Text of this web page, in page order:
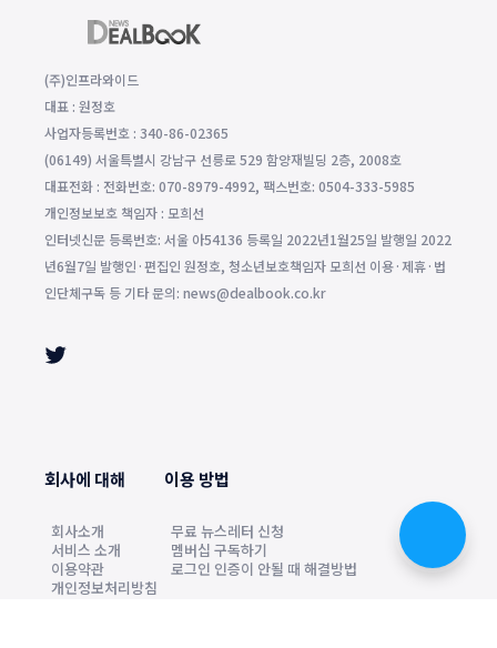
(주)인프라와이드
대표 : 원정호
사업자등록번호 : 340-86-02365
(06149) 서울특별시 강남구 선릉로 529 함양재빌딩 2층, 2008호
대표전화 : 전화번호: 070-8979-4992, 팩스번호: 0504-333-5985
개인정보보호 책임자 : 모희선
인터넷신문 등록번호: 서울 아54136 등록일 2022년1월25일 발행일 2022
년6월7일 발행인·편집인 원정호, 청소년보호책임자 모희선 이용·제휴·법
인단체구독 등 기타 문의: news@dealbook.co.kr
회사에 대해
회사소개
서비스 소개
이용약관
개인정보처리방침
이용 방법
무료 뉴스레터 신청
멤버십 구독하기
로그인 인증이 안될 때 해결방법